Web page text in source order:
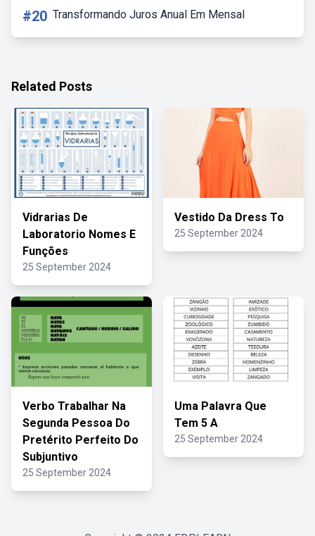
#20 Transformando Juros Anual Em Mensal
Related Posts
Vidrarias De
Laboratorio Nomes E
Funções
25 September 2024
Vestido Da Dress To
25 September 2024
Verbo Trabalhar Na
Segunda Pessoa Do
Pretérito Perfeito Do
Subjuntivo
25 September 2024
Uma Palavra Que
Tem 5 A
25 September 2024